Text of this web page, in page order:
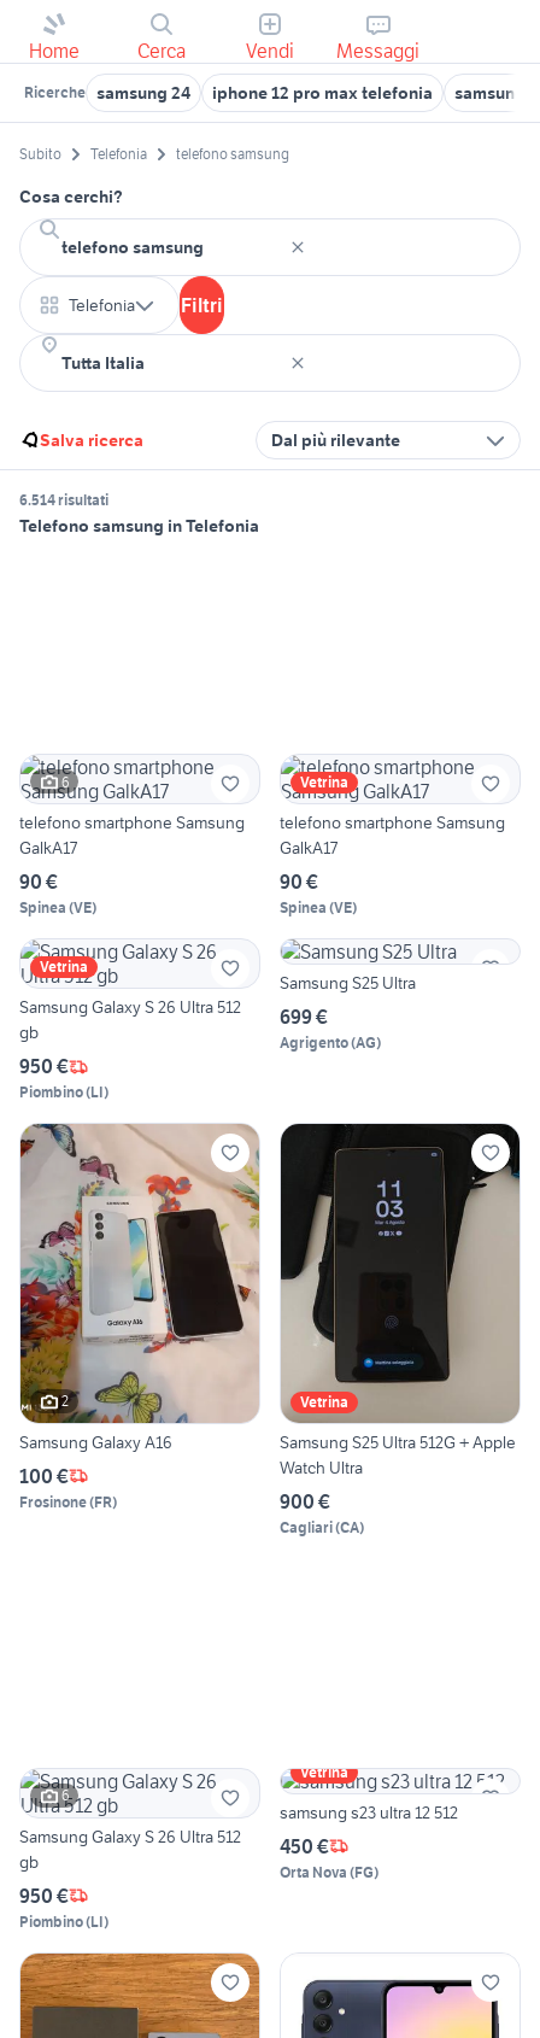
Home Cerca Vendi Messaggi
Ricerche samsung 24 iphone 12 pro max telefonia samsung
Subito Telefonia telefono samsung
Cosa cerchi?
Telefonia Filtri
Salva ricerca Dal più rilevante
6.514 risultati
Telefono samsung in Telefonia
6
telefono smartphone Samsung
GalkA17
90 €
Spinea (VE)
Vetrina
telefono smartphone Samsung
GalkA17
90 €
Spinea (VE)
Vetrina
Samsung Galaxy S 26 Ultra 512
gb
950 €
Piombino(LI)
Samsung S25 Ultra
699 €
Agrigento(AG)
2
Samsung Galaxy A16
100 €
Frosinone(FR)
Vetrina
Samsung S25 Ultra 512G + Apple
Watch Ultra
900 €
Cagliari(CA)
6
Samsung Galaxy S 26 Ultra 512
gb
950 €
Piombino(LI)
Vetrina
samsung s23 ultra 12 512
450 €
Orta Nova (FG)